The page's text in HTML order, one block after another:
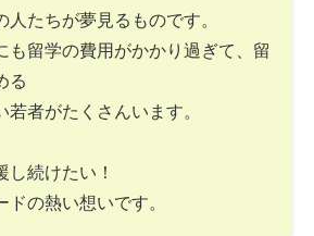
人たちが夢見るものです。
も留学の費用がかかり過ぎて、留
る
若者がたくさんいます。
し続けたい！
ドの熱い想いです。